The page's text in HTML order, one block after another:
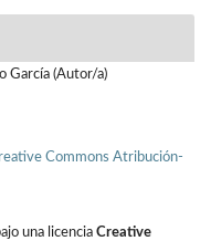
García (Autor/a)
Commons Atribución-
una licencia Creative